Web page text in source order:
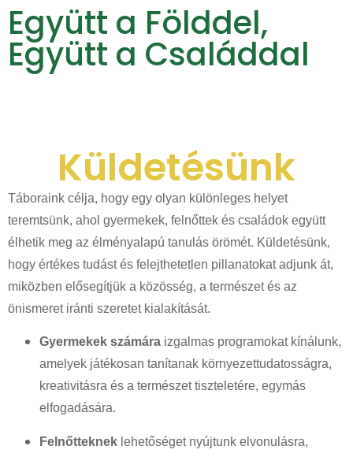
Együtt a Földdel,
Együtt a Családdal
Küldetésünk
Táboraink célja, hogy egy olyan különleges helyet
teremtsünk, ahol gyermekek, felnőttek és családok együtt
élhetik meg az élményalapú tanulás örömét. Küldetésünk,
hogy értékes tudást és felejthetetlen pillanatokat adjunk át,
miközben elősegítjük a közösség, a természet és az
önismeret iránti szeretet kialakítását.
Gyermekek számára izgalmas programokat kínálunk,
amelyek játékosan tanítanak környezettudatosságra,
kreativitásra és a természet tiszteletére, egymás
elfogadására.
Felnőtteknek lehetőséget nyújtunk elvonulásra,